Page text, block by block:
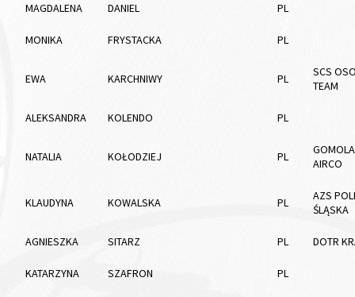
MAGDALENA DANIEL PL
MONIKA FRYSTACKA PL
EWA KARCHNIWY PL
SCS
TEAM
ALEKSANDRA KOLENDO PL
NATALIA KOŁODZIEJ PL
AIRCO
KLAUDYNA KOWALSKA PL
AZS
ŚLĄSKA
AGNIESZKA SITARZ PL DOTR
KATARZYNA SZAFRON PL